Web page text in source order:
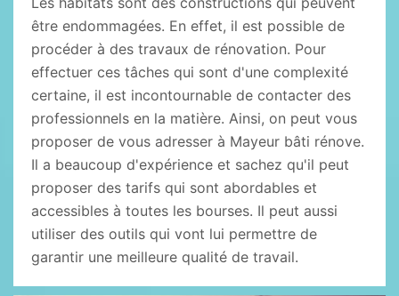
être endommagées. En effet, il est possible de
procéder à des travaux de rénovation. Pour
effectuer ces tâches qui sont d'une complexité
certaine, il est incontournable de contacter des
professionnels en la matière. Ainsi, on peut vous
proposer de vous adresser à Mayeur bâti rénove.
Il a beaucoup d'expérience et sachez qu'il peut
proposer des tarifs qui sont abordables et
accessibles à toutes les bourses. Il peut aussi
utiliser des outils qui vont lui permettre de
garantir une meilleure qualité de travail.